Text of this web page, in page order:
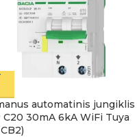
automatinis jungiklis
C20 30mA 6kA WiFi Tuya